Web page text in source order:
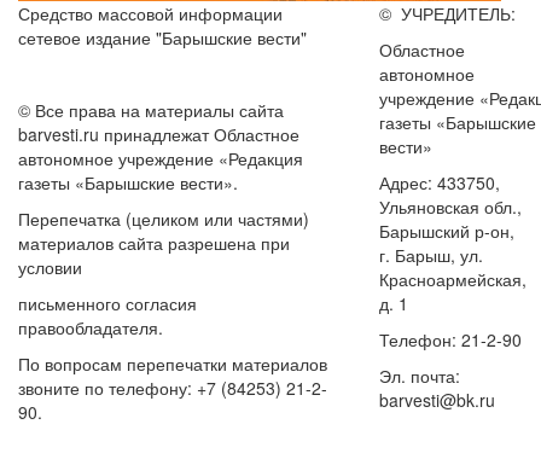
Средство массовой информации
сетевое издание "Барышские вести"
© Все права на материалы сайта
barvesti.ru принадлежат Областное
автономное учреждение «Редакция
газеты «Барышские вести».
Перепечатка (целиком или частями)
материалов сайта разрешена при
условии
письменного согласия
правообладателя.
По вопросам перепечатки материалов
звоните по телефону: +7 (84253) 21-2-
90.
© УЧРЕДИТЕЛЬ:
Областное
автономное
учреждение
газеты «Барышские
вести»
Адрес: 433750,
Ульяновская обл.,
Барышский р-он,
г. Барыш, ул.
Красноармейская,
д. 1
Телефон: 21-2-90
Эл. почта:
barvesti@bk.ru